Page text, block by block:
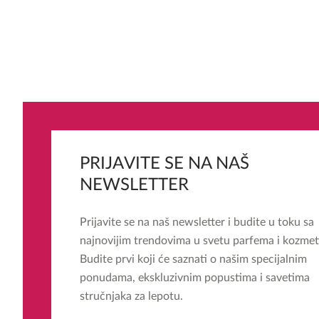
PRIJAVITE SE NA NAŠ
NEWSLETTER
Prijavite se na naš newsletter i budite u toku sa
najnovijim trendovima u svetu parfema i
Budite prvi koji će saznati o našim specijalnim
ponudama, ekskluzivnim popustima i savetima
stručnjaka za lepotu.